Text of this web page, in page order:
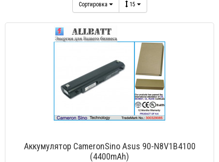
Сортировка 15
Аккумулятор CameronSino Asus 90-N8V1B4100
(4400mAh)